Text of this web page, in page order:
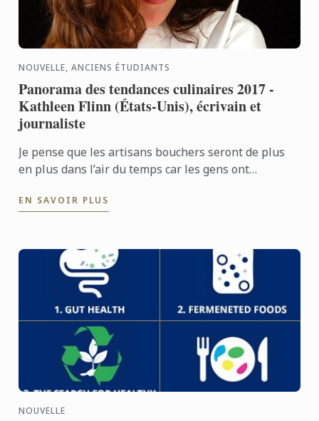
NOUVELLE, ANCIENS ÉTUDIANTS
Panorama des tendances culinaires 2017 -
Kathleen Flinn (États-Unis), écrivain et
journaliste
Je pense que les artisans bouchers seront de plus
en plus dans l’air du temps car les gens ont
des morceaux de ...
EN SAVOIR PLUS
NOUVELLE